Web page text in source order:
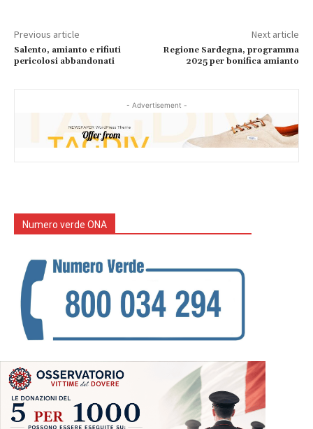
Previous article
Salento, amianto e rifiuti
pericolosi abbandonati
Next article
Regione Sardegna, programma
2025 per bonifica amianto
- Advertisement -
Numero verde ONA